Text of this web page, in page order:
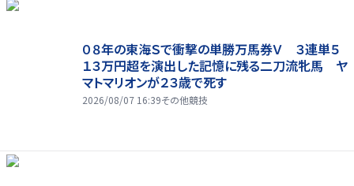
０８年の東海Ｓで衝撃の単勝万馬券Ｖ ３連単５
１３万円超を演出した記憶に残る二刀流牝馬 ヤ
マトマリオンが２３歳で死す
2026/08/07 16:39その他競技